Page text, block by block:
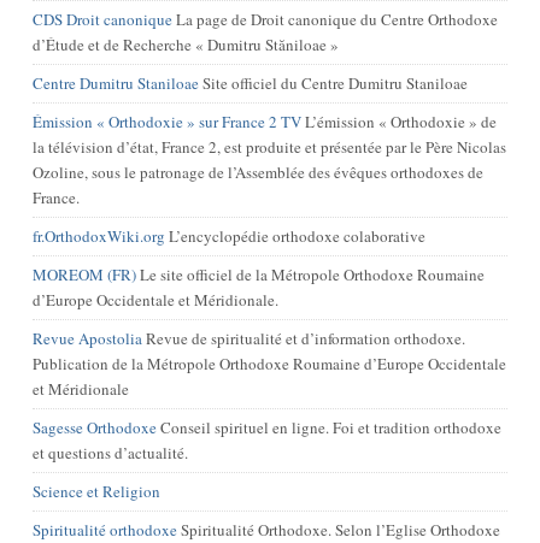
CDS Droit canoniqueLa page de Droit canonique du Centre Orthodoxe
d’Étude et de Recherche « Dumitru Stăniloae »
Centre Dumitru StaniloaeSite officiel du Centre Dumitru Staniloae
Émission « Orthodoxie » sur France 2 TVL’émission « Orthodoxie » de
la télévision d’état, France 2, est produite et présentée par le Père Nicolas
Ozoline, sous le patronage de l’Assemblée des évêques orthodoxes de
France.
fr.OrthodoxWiki.org L’encyclopédie orthodoxe colaborative
MOREOM (FR)Le site officiel de la Métropole Orthodoxe Roumaine
d’Europe Occidentale et Méridionale.
Revue ApostoliaRevue de spiritualité et d’information orthodoxe.
Publication de la Métropole Orthodoxe Roumaine d’Europe Occidentale
et Méridionale
Sagesse OrthodoxeConseil spirituel en ligne. Foi et tradition orthodoxe
et questions d’actualité.
Science et Religion
Spiritualité orthodoxeSpiritualité Orthodoxe. Selon l’Eglise Orthodoxe